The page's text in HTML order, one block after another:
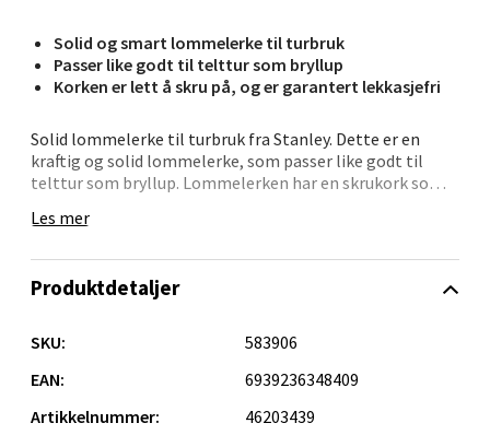
Solid og smart lommelerke til turbruk
Passer like godt til telttur som bryllup
Korken er lett å skru på, og er garantert lekkasjefri
Solid lommelerke til turbruk fra Stanley. Dette er en
kraftig og solid lommelerke, som passer like godt til
telttur som bryllup. Lommelerken har en skrukork som
Korken er lett å skru på, og er garantert lekkasjefri slik
funnet opp av William Stanley Jr., som for alltid
konsumert, i 1913. Han kombinerte vakuum isolasjon og
ståltermosen vi kjenner og elsker i dag. I århundret etter,
en essensiell del av arbeidsdagen, reiser og friluftsliv.
Les mer
Produktdetaljer
SKU:
583906
EAN:
6939236348409
Artikkelnummer:
46203439
Kristiansand - Markens
Lillemarkens markensgate 25B, 4611
Kristiansand
Åpent i dag 09-18
0 i butikk
Oslo - Linderud